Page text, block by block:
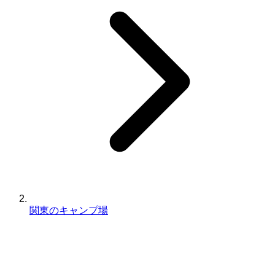
関東のキャンプ場